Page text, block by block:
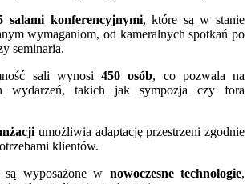
salami konferencyjnymi, które są w stanie
wymaganiom, od kameralnych spotkań po
seminaria.
sali wynosi 450 osób, co pozwala na
wydarzeń, takich jak sympozja czy fora
umożliwia adaptację przestrzeni zgodnie
klientów.
są wyposażone w nowoczesne technologie,